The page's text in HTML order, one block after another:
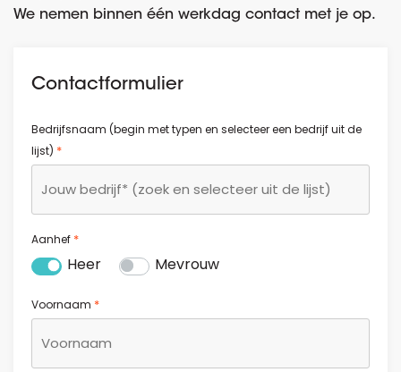
We nemen binnen één werkdag contact met je op.
Contactformulier
Bedrijfsnaam (begin met typen en selecteer een bedrijf uit de
lijst) *
Aanhef *
Heer Mevrouw
Voornaam *